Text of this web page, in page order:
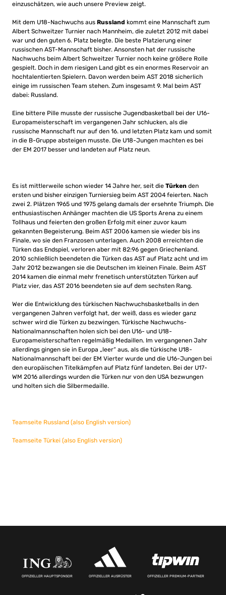
einzuschätzen, wie auch unsere Preview zeigt.
Mit dem U18-Nachwuchs aus Russland kommt eine Mannschaft zum
Albert Schweitzer Turnier nach Mannheim, die zuletzt 2012 mit dabei
war und den guten 6. Platz belegte. Die beste Platzierung einer
russischen AST-Mannschaft bisher. Ansonsten hat der russische
Nachwuchs beim Albert Schweitzer Turnier noch keine größere Rolle
gespielt. Doch in dem riesigen Land gibt es ein enormes Reservoir an
hochtalentierten Spielern. Davon werden beim AST 2018 sicherlich
einige im russischen Team stehen. Zum insgesamt 9. Mal beim AST
dabei: Russland.
Eine bittere Pille musste der russische Jugendbasketball bei der U16-
Europameisterschaft im vergangenen Jahr schlucken, als die
russische Mannschaft nur auf den 16. und letzten Platz kam und somit
in die B-Gruppe absteigen musste. Die U18-Jungen machten es bei
der EM 2017 besser und landeten auf Platz neun.
Es ist mittlerweile schon wieder 14 Jahre her, seit die Türken den
ersten und bisher einzigen Turniersieg beim AST 2004 feierten. Nach
zwei 2. Plätzen 1965 und 1975 gelang damals der ersehnte Triumph. Die
enthusiastischen Anhänger machten die US Sports Arena zu einem
Tollhaus und feierten den großen Erfolg mit einer zuvor kaum
gekannten Begeisterung. Beim AST 2006 kamen sie wieder bis ins
Finale, wo sie den Franzosen unterlagen. Auch 2008 erreichten die
Türken das Endspiel, verloren aber mit 82:96 gegen Griechenland.
2010 schließlich beendeten die Türken das AST auf Platz acht und im
Jahr 2012 bezwangen sie die Deutschen im kleinen Finale. Beim AST
2014 kamen die einmal mehr frenetisch unterstützten Türken auf
Platz vier, das AST 2016 beendeten sie auf dem sechsten Rang.
Wer die Entwicklung des türkischen Nachwuchsbasketballs in den
vergangenen Jahren verfolgt hat, der weiß, dass es wieder ganz
schwer wird die Türken zu bezwingen. Türkische Nachwuchs-
Nationalmannschaften holen sich bei den U16- und U18-
Europameisterschaften regelmäßig Medaillen. Im vergangenen Jahr
allerdings gingen sie in Europa „leer“ aus, als die türkische U18-
Nationalmannschaft bei der EM Vierter wurde und die U16-Jungen bei
den europäischen Titelkämpfen auf Platz fünf landeten. Bei der U17-
WM 2016 allerdings wurden die Türken nur von den USA bezwungen
und holten sich die Silbermedaille.
Teamseite Russland (also English version)
Teamseite Türkei (also English version)
OFFIZIELLER HAUPTSPONSOR OFFIZIELLER AUSRÜSTER OFFIZIELLER PREMIUM-PARTNER